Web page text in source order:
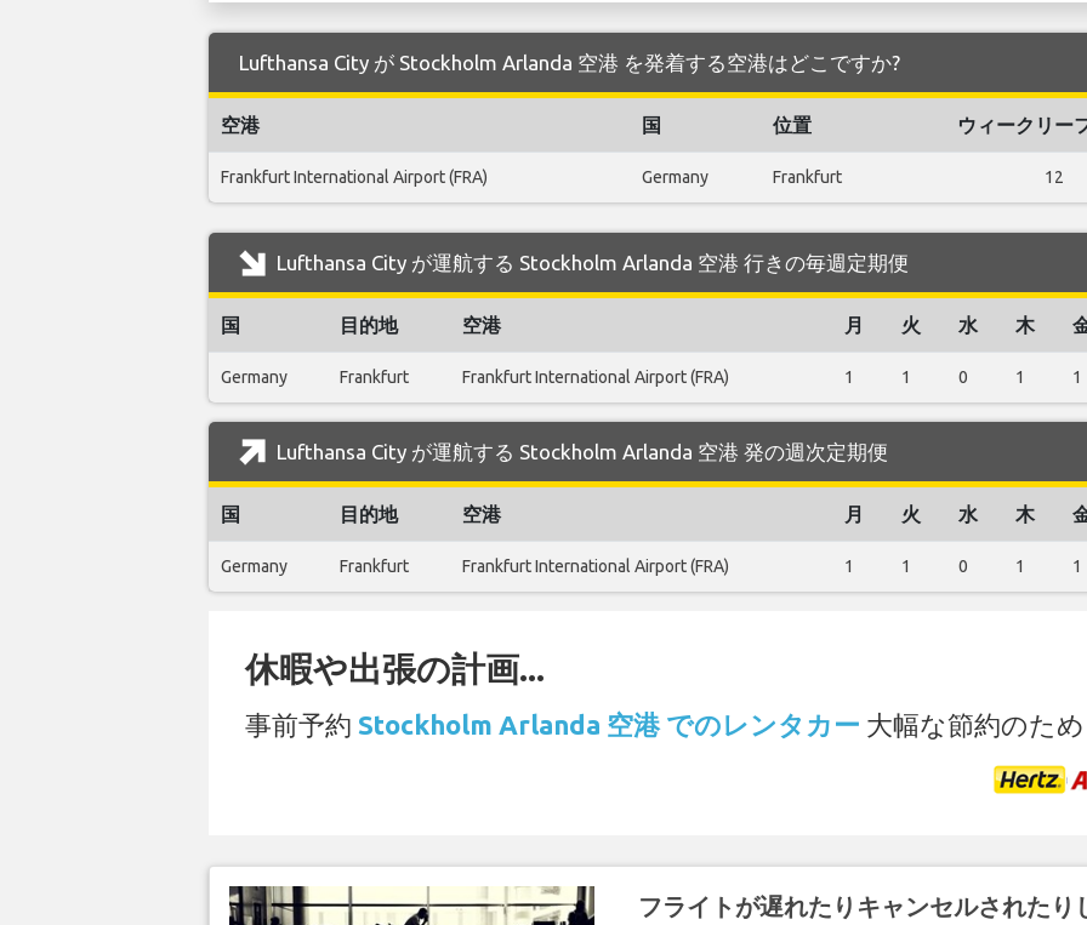
Lufthansa City が Stockholm Arlanda 空港 を発着する空港はどこですか?
空港 国 位置 ウィークリー
Frankfurt International Airport (FRA) Germany Frankfurt 12
Lufthansa City が運航する Stockholm Arlanda 空港 行きの毎週定期便
国 目的地 空港 月 火 水 木
Germany Frankfurt Frankfurt International Airport (FRA) 1 1 0 1 1
Lufthansa City が運航する Stockholm Arlanda 空港 発の週次定期便
国 目的地 空港 月 火 水 木
Germany Frankfurt Frankfurt International Airport (FRA) 1 1 0 1 1
休暇や出張の計画...
事前予約 Stockholm Arlanda 空港 でのレンタカー 大幅な節約のた
フライトが遅れたりキャンセルされたり